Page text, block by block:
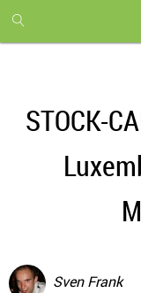
month
free
STOCK-
Sven Frank